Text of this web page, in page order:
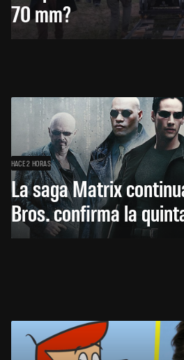
70 mm?
HACE 2 HORAS
La saga Matrix
Bros. confirma la